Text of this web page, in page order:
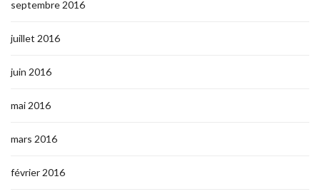
septembre 2016
juillet 2016
juin 2016
mai 2016
mars 2016
février 2016